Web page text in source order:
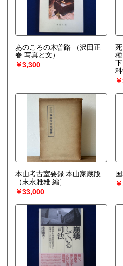
あのころの木曽路
（沢田正
春 写真と文）
￥3,300
;
本山考古室要録 本山家蔵版
（末永雅雄 編）
￥33,000